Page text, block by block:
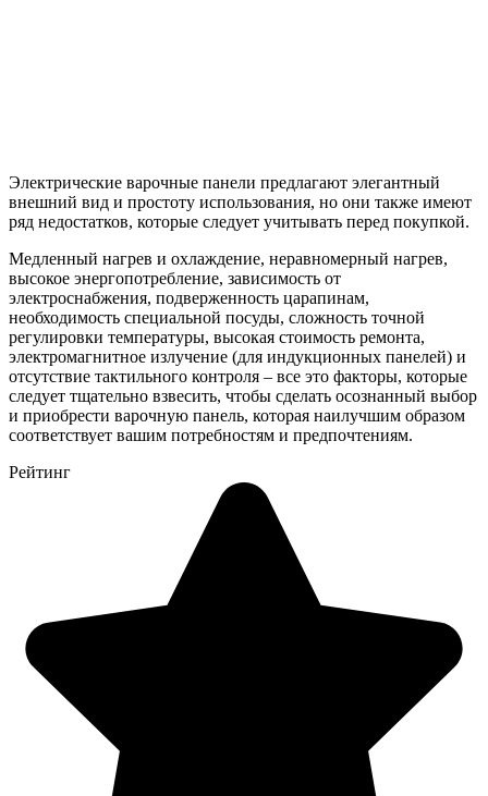
Электрические варочные панели предлагают элегантный
внешний вид и простоту использования, но они также имеют
ряд недостатков, которые следует учитывать перед покупкой.
Медленный нагрев и охлаждение, неравномерный нагрев,
высокое энергопотребление, зависимость от
электроснабжения, подверженность царапинам,
необходимость специальной посуды, сложность точной
регулировки температуры, высокая стоимость ремонта,
электромагнитное излучение (для индукционных панелей) и
отсутствие тактильного контроля – все это факторы, которые
следует тщательно взвесить, чтобы сделать осознанный выбор
и приобрести варочную панель, которая наилучшим образом
соответствует вашим потребностям и предпочтениям.
Рейтинг